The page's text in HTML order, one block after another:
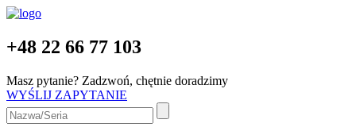
+48 22 66 77 103
Masz pytanie? Zadzwoń, chętnie doradzimy
WYŚLIJ ZAPYTANIE